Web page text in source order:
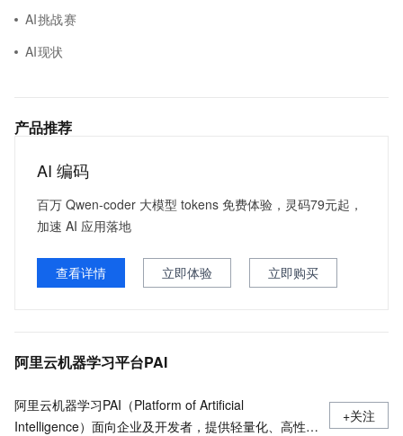
AI挑战赛
AI现状
产品推荐
AI 编码
百万 Qwen-coder 大模型 tokens 免费体验，灵码79元起，
加速 AI 应用落地
查看详情 立即体验 立即购买
阿里云机器学习平台PAI
阿里云机器学习PAI（Platform of Artificial
Intelligence）面向企业及开发者，提供轻量化、高性价
+关注